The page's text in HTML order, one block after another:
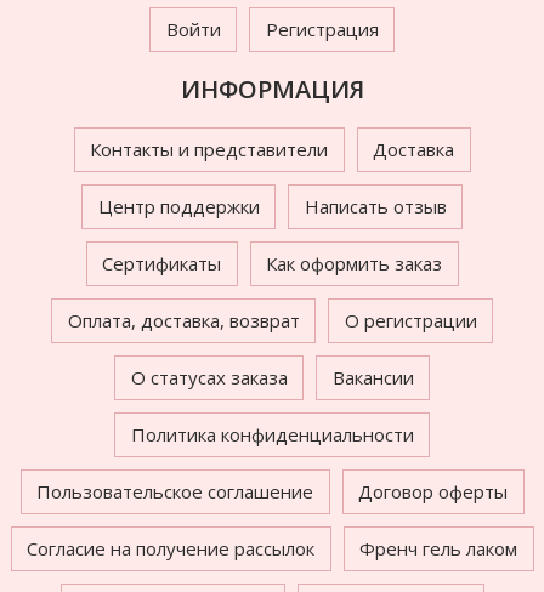
Войти Регистрация
ИНФОРМАЦИЯ
Контакты и представители Доставка
Центр поддержки Написать отзыв
Сертификаты Как оформить заказ
Оплата, доставка, возврат О регистрации
О статусах заказа Вакансии
Политика конфиденциальности
Пользовательское соглашение Договор оферты
Согласие на получение рассылок Френч гель лаком